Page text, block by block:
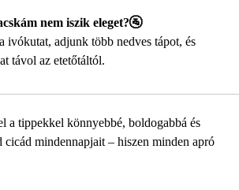
nem iszik eleget?🚰
ivókutat, adjunk több nedves tápot, és
távol az etetőtáltól.
a tippekkel könnyebbé, boldogabbá és
cicád mindennapjait – hiszen minden apró